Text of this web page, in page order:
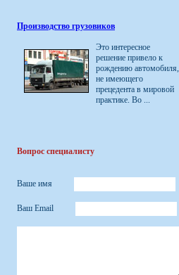
Производство грузовиков
Это интересное
решение привело к
рождению автомобиля,
не имеющего
прецедента в мировой
практике. Во ...
Вопрос специалисту
Ваше имя
Ваш Email